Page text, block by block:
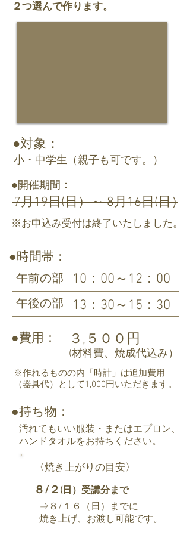
２つ選んで作ります。
●対象：
小・中学生（親子も可です。）
●開催期間：
7月19日(日）～ 8月16日(日）
※お申込み受付は終了いたしました。
●時間帯：
午前の部 10：00～12：00
午後の部 13：30～15：30
●費用： ３,５００円
(材料費、焼成代込み）
​※作れるものの内「時計」は追加費用
（器具代）として1,000円いただきます。
●持ち物：
汚れてもいい服装・またはエプロン、
ハンドタオルをお持ちください。
〈焼き上がりの目安〉
８/ ２ (日）受講分まで
⇒８/１６（日）までに
焼き上げ、お渡し可能です。